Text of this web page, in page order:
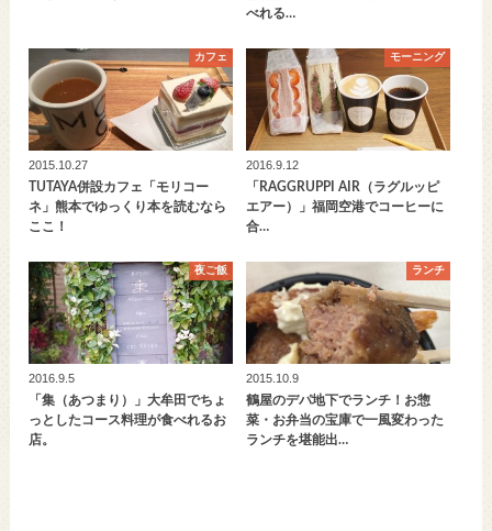
べれる…
カフェ
2015.10.27
TUTAYA併設カフェ「モリコー
ネ」熊本でゆっくり本を読むなら
ここ！
モーニング
2016.9.12
「RAGGRUPPI AIR（ラグルッピ
エアー）」福岡空港でコーヒーに
合…
夜ご飯
2016.9.5
「集（あつまり）」大牟田でちょ
っとしたコース料理が食べれるお
店。
ランチ
2015.10.9
鶴屋のデパ地下でランチ！お惣
菜・お弁当の宝庫で一風変わった
ランチを堪能出…